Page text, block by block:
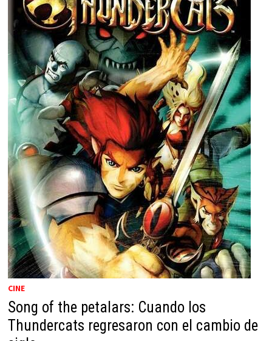
CINE
Song of the petalars: Cuando los
Thundercats regresaron con el cambio de